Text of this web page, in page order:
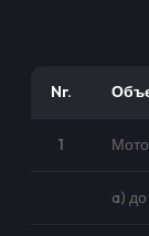
Nr.
1
a)